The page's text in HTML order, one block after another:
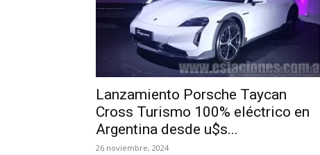
Lanzamiento Porsche Taycan
Cross Turismo 100% eléctrico en
Argentina desde u$s...
26 noviembre, 2024